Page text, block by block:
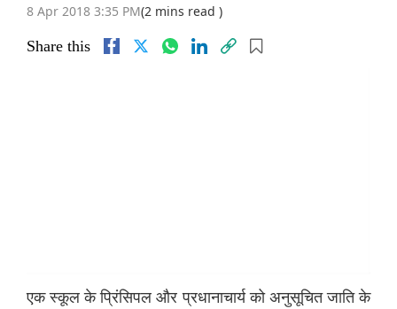
8 Apr 2018 3:35 PM(2 mins read )
Share this
एक स्कूल के प्रिंसिपल और प्रधानाचार्य को अनुसूचित जाति के